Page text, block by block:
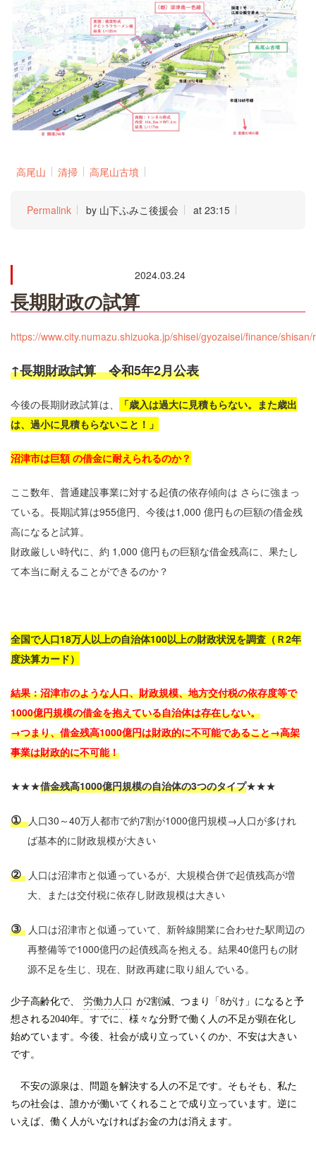
高尾山 清掃 高尾山古墳
Permalink by 山下ふみこ後援会 at 23:15
2024.03.24
長期財政の試算
https://www.city.numazu.shizuoka.jp/shisei/gyozaisei/finance/
↑長期財政試算 令和5年2月公表
今後の長期財政試算は、
「歳入は過大に見積もらない。また歳出
は、過小に見積もらないこと！」
沼津市は巨額 の借金に耐えられるのか？
ここ数年、普通建設事業に対する起債の依存傾向は さらに強まっ
ている。 長期試算は955億円、今後は1,000 億円もの巨額の借金残
高になると試算。
財政厳しい時代に、約 1,000 億円もの巨額な借金残高に、果たし
て本当に耐えることができるのか？
全国で人口18万人以上の自治体100以上の財政状況を調査（Ｒ2年
度決算カード）
結果：沼津市のような人口、財政規模、地方交付税の依存度等で
1000億円規模の借金を抱えている自治体は存在しない。
→つまり、借金残高1000億円は財政的に不可能であること→高架
事業は財政的に不可能！
★★★借金残高1000億円規模の自治体の3つのタイプ★★★
① 人口30 ～40万人都市で約7割が1000億円規模→人口が多けれ
ば基本的に財政規模が大きい
② 人口は沼津市と似通っているが、大規模合併で起債残高が増
大、または交付税に依存し財政規模は大きい
③ 人口は沼津市と似通っていて、新幹線開業に合わせた駅周辺の
再整備等で1000億円の起債残高を抱える。結果40億円もの財
源不足を生じ、現在、財政再建に取り組んでいる。
少子高齢化で、 労働力人口 が2割減、つまり「8がけ」になると予
想される2040年。すでに、様々な分野で働く人の不足が顕在化し
始めています。今後、社会が成り立っていくのか、不安は大きい
です。
不安の源泉は、問題を解決する人の不足です。そもそも、私た
ちの社会は、誰かが働いてくれることで成り立っています。逆に
いえば、働く人がいなければお金の力は消えます。